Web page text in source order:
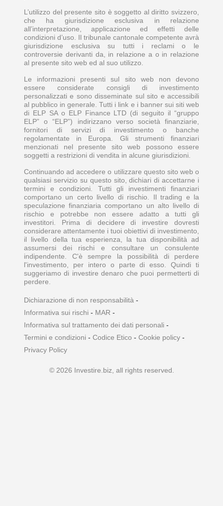
L’utilizzo del presente sito è soggetto al diritto svizzero,
che ha giurisdizione esclusiva in relazione
all’interpretazione, applicazione ed effetti delle
condizioni d’uso. Il tribunale cantonale competente avrà
giurisdizione esclusiva su tutti i reclami o le
controversie derivanti da, in relazione a o in relazione
al presente sito web ed al suo utilizzo.
Le informazioni presenti sul sito web non devono
essere considerate consigli di investimento
personalizzati e sono disseminate sul sito e accessibili
al pubblico in generale. Tutti i link e i banner sui siti web
di ELP SA o ELP Finance LTD (di seguito il “gruppo
ELP” o “ELP”) indirizzano verso società finanziarie,
fornitori di servizi di investimento o banche
regolamentate in Europa. Gli strumenti finanziari
menzionati nel presente sito web possono essere
soggetti a restrizioni di vendita in alcune giurisdizioni.
Continuando ad accedere o utilizzare questo sito web o
qualsiasi servizio su questo sito, dichiari di accettarne i
termini e condizioni. Tutti gli investimenti finanziari
comportano un certo livello di rischio. Il trading e la
speculazione finanziaria comportano un alto livello di
rischio e potrebbe non essere adatto a tutti gli
investitori. Prima di decidere di investire dovresti
considerare attentamente i tuoi obiettivi di investimento,
il livello della tua esperienza, la tua disponibilità ad
assumersi dei rischi e consultare un consulente
indipendente. C'è sempre la possibilità di perdere
l'investimento, per intero o parte di esso. Quindi ti
suggeriamo di investire denaro che puoi permetterti di
perdere.
Dichiarazione di non responsabilità -
Informativa sui rischi - MAR -
Informativa sul trattamento dei dati personali -
Termini e condizioni - Codice Etico - Cookie policy -
Privacy Policy
© 2026 Investire.biz, all rights reserved.